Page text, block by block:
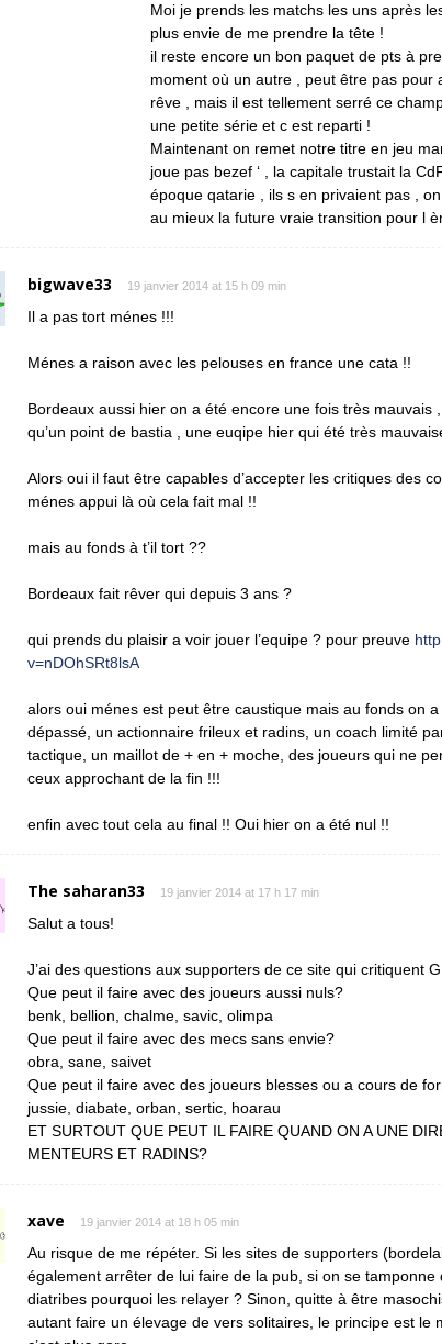
Moi je prends les matchs les uns après
plus envie de me prendre la tête !
il reste encore un bon paquet de pts à
moment où un autre , peut être pas pour
rêve , mais il est tellement serré ce
une petite série et c est reparti !
Maintenant on remet notre titre en jeu
joue pas bezef ‘ , la capitale trustait la
époque qatarie , ils s en privaient pas ,
au mieux la future vraie transition pour l
bigwave33 19 janvier 2014 at 15 h 09 min
Il a pas tort ménes !!!
Ménes a raison avec les pelouses en france une cata !!
Bordeaux aussi hier on a été encore une fois très mauvais
qu’un point de bastia , une euqipe hier qui été très
Alors oui il faut être capables d’accepter les critiques des
ménes appui là où cela fait mal !!
mais au fonds à t’il tort ??
Bordeaux fait rêver qui depuis 3 ans ?
qui prends du plaisir a voir jouer l’equipe ? pour preuve
v=nDOhSRt8lsA
alors oui ménes est peut être caustique mais au fonds on
dépassé, un actionnaire frileux et radins, un coach limité
tactique, un maillot de + en + moche, des joueurs qui ne
ceux approchant de la fin !!!
enfin avec tout cela au final !! Oui hier on a été nul !!
The saharan33 19 janvier 2014 at 17 h 17 min
Salut a tous!
J’ai des questions aux supporters de ce site qui critiquent
Que peut il faire avec des joueurs aussi nuls?
benk, bellion, chalme, savic, olimpa
Que peut il faire avec des mecs sans envie?
obra, sane, saivet
Que peut il faire avec des joueurs blesses ou a cours de
jussie, diabate, orban, sertic, hoarau
ET SURTOUT QUE PEUT IL FAIRE QUAND ON A UNE
MENTEURS ET RADINS?
xave 19 janvier 2014 at 18 h 05 min
Au risque de me répéter. Si les sites de supporters
également arrêter de lui faire de la pub, si on se tamponne
diatribes pourquoi les relayer ? Sinon, quitte à être
autant faire un élevage de vers solitaires, le principe est le